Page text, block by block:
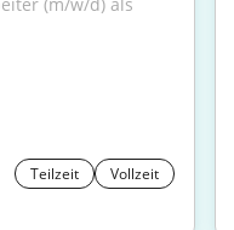
Teilzeit Vollzeit